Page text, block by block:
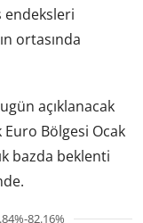
endeksleri
ortasında
açıklanacak
Bölgesi Ocak
bazda beklenti
82.16%